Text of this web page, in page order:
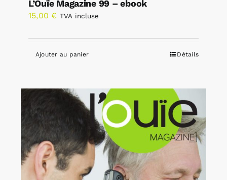
L’Ouïe Magazine 99 – ebook
15,00 € TVA incluse
Ajouter au panier Détails